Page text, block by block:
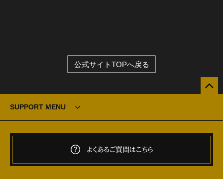
公式サイトTOPへ戻る
SUPPORT MENU
よくあるご質問はこちら